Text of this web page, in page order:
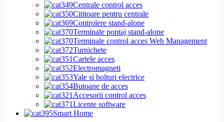
Centrale control acces
Cititoare pentru centrale
Controlere stand-alone
Terminale pontaj stand-alone
Terminale control acces Web Management
Turnichete
Cartele acces
Electromagneti
Yale si bolturi electrice
Butoane de acces
Accesorii control acces
Licente software
Smart Home